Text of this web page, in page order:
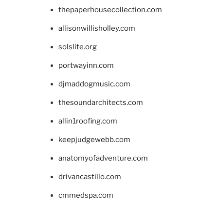
thepaperhousecollection.com
allisonwillisholley.com
solslite.org
portwayinn.com
djmaddogmusic.com
thesoundarchitects.com
allin1roofing.com
keepjudgewebb.com
anatomyofadventure.com
drivancastillo.com
cmmedspa.com